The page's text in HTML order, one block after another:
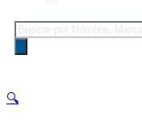
Búsqueda
de
productos
🔍